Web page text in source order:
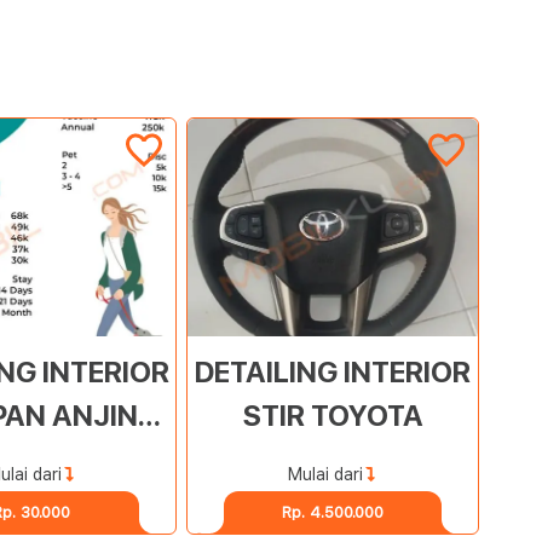
INTERIOR
ANJING
dari
30.000
DETAILING INTERIOR
STIR TOYOTA
Mulai dari
Rp. 4.500.000